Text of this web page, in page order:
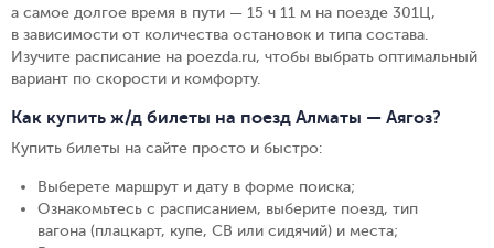
а самое долгое время в пути — 15 ч 11 м на поезде 301Ц,
в зависимости от количества остановок и типа состава.
Изучите расписание на poezda.ru, чтобы выбрать оптимальный
вариант по скорости и комфорту.
Как купить ж/д билеты на поезд Алматы — Аягоз?
Купить билеты на сайте просто и быстро:
Выберете маршрут и дату в форме поиска;
Ознакомьтесь с расписанием, выберите поезд, тип
вагона (плацкарт, купе, СВ или сидячий) и места;